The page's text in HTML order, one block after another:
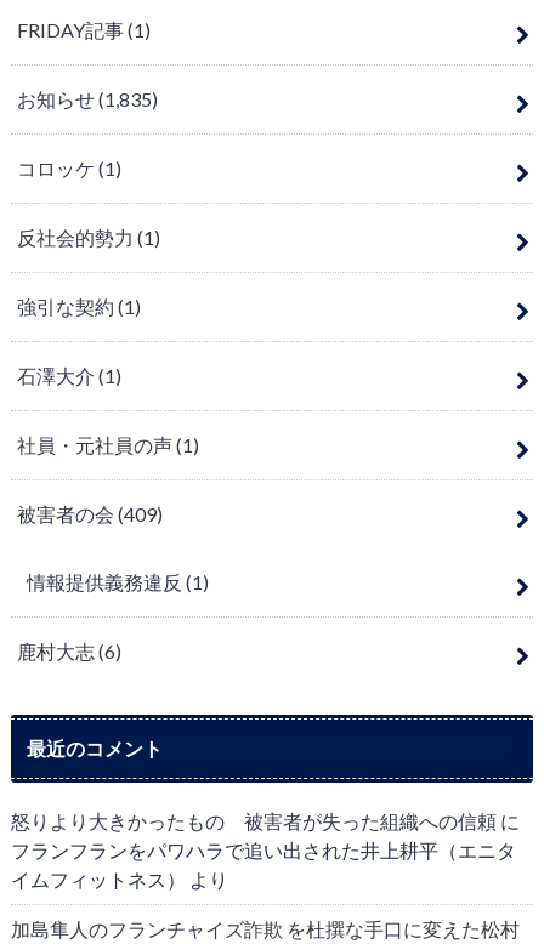
FRIDAY記事(1)
お知らせ(1,835)
コロッケ (1)
反社会的勢力 (1)
強引な契約 (1)
石澤大介 (1)
社員・元社員の声(1)
被害者の会 (409)
情報提供義務違反 (1)
鹿村大志(6)
最近のコメント
怒りより大きかったもの 被害者が失った組織への信頼に
フランフランをパワハラで追い出された井上耕平（エニタ
イムフィットネス）
より
加島隼人のフランチャイズ詐欺 を杜撰な手口に変えた松村